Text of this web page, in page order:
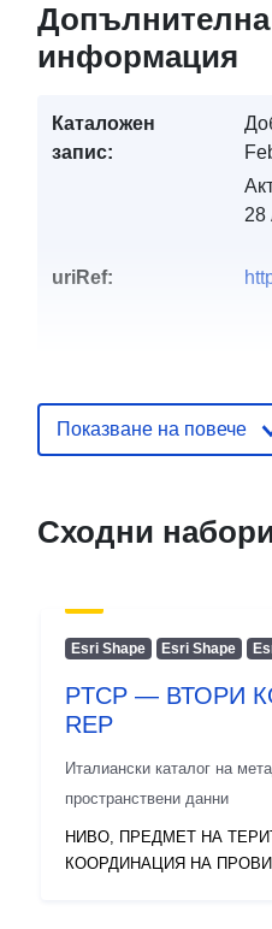
Допълнителна
информация
Каталожен
запис:
28
uriRef:
Показване на повече
Сходни
Esri Shape Esri Shape
PTCP — ВТОРИ
REP
Италиански каталог на
пространствени данни
НИВО, ПРЕДМЕТ НА
КООРДИНАЦИЯ НА